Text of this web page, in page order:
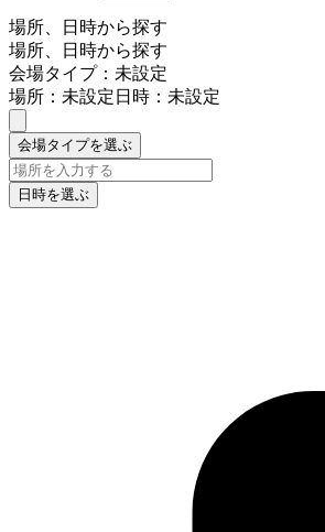
場所、日時から探す
場所、日時から探す
会場タイプ：未設定
場所：未設定日時：未設定
会場タイプを選ぶ
日時を選ぶ